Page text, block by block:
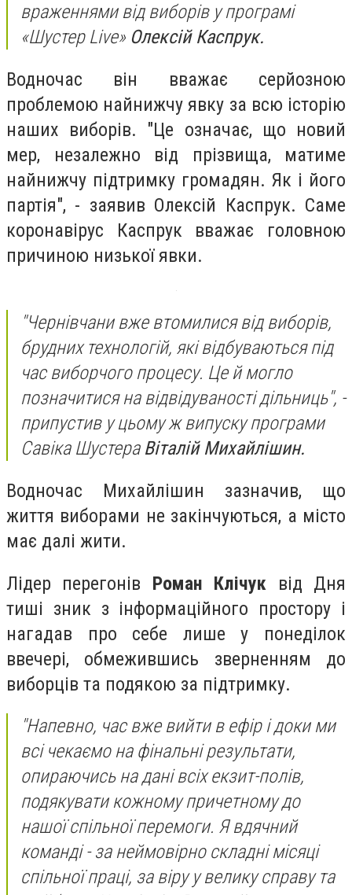
враженнями від виборів у програмі
«Шустер Live» Олексій Каспрук.
Водночас він вважає серйозною
проблемою найнижчу явку за всю історію
наших виборів. "Це означає, що новий
мер, незалежно від прізвища, матиме
найнижчу підтримку громадян. Як і його
партія", - заявив Олексій Каспрук. Саме
коронавірус Каспрук вважає головною
причиною низької явки.
"Чернівчани вже втомилися від виборів,
брудних технологій, які відбуваються під
час виборчого процесу. Це й могло
позначитися на відвідуваності дільниць", -
припустив у цьому ж випуску програми
Савіка Шустера Віталій Михайлішин.
Водночас Михайлішин зазначив, що
життя виборами не закінчуються, а місто
має далі жити.
Лідер перегонів Роман Клічук від Дня
тиші зник з інформаційного простору і
нагадав про себе лише у понеділок
ввечері, обмежившись зверненням до
виборців та подякою за підтримку.
"Напевно, час вже вийти в ефір і доки ми
всі чекаємо на фінальні результати,
опираючись на дані всіх екзит-полів,
подякувати кожному причетному до
нашої спільної перемоги. Я вдячний
команді - за неймовірно складні місяці
спільної праці, за віру у велику справу та